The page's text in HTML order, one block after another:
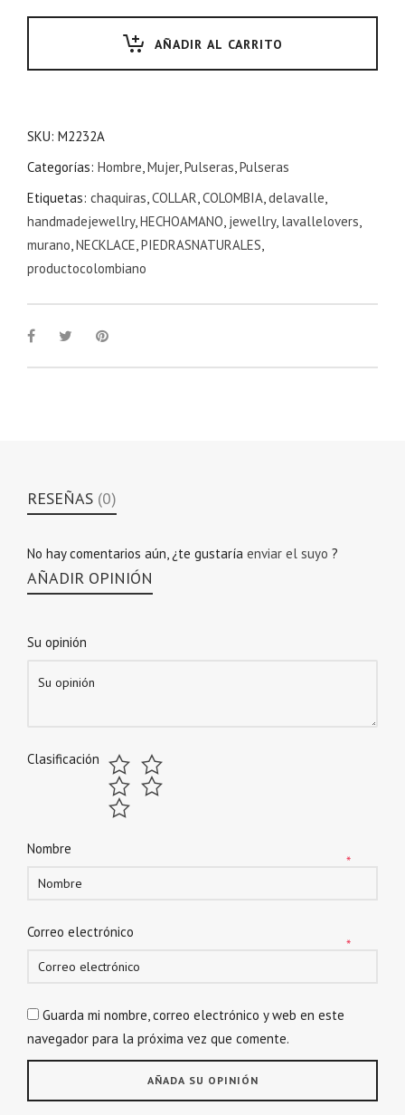
AÑADIR AL CARRITO
SKU: M2232A
Categorías: Hombre,Mujer,Pulseras,Pulseras
Etiquetas: chaquiras,COLLAR,COLOMBIA,delavalle,
handmadejewellry,HECHOAMANO, jewellry, lavallelovers,
murano,NECKLACE,PIEDRASNATURALES,
productocolombiano
RESEÑAS (0)
No hay comentarios aún, ¿te gustaría enviar el suyo ?
AÑADIR OPINIÓN
Su opinión
Clasificación
Nombre
*
Correo electrónico
*
Guarda mi nombre, correo electrónico y web en este
navegador para la próxima vez que comente.